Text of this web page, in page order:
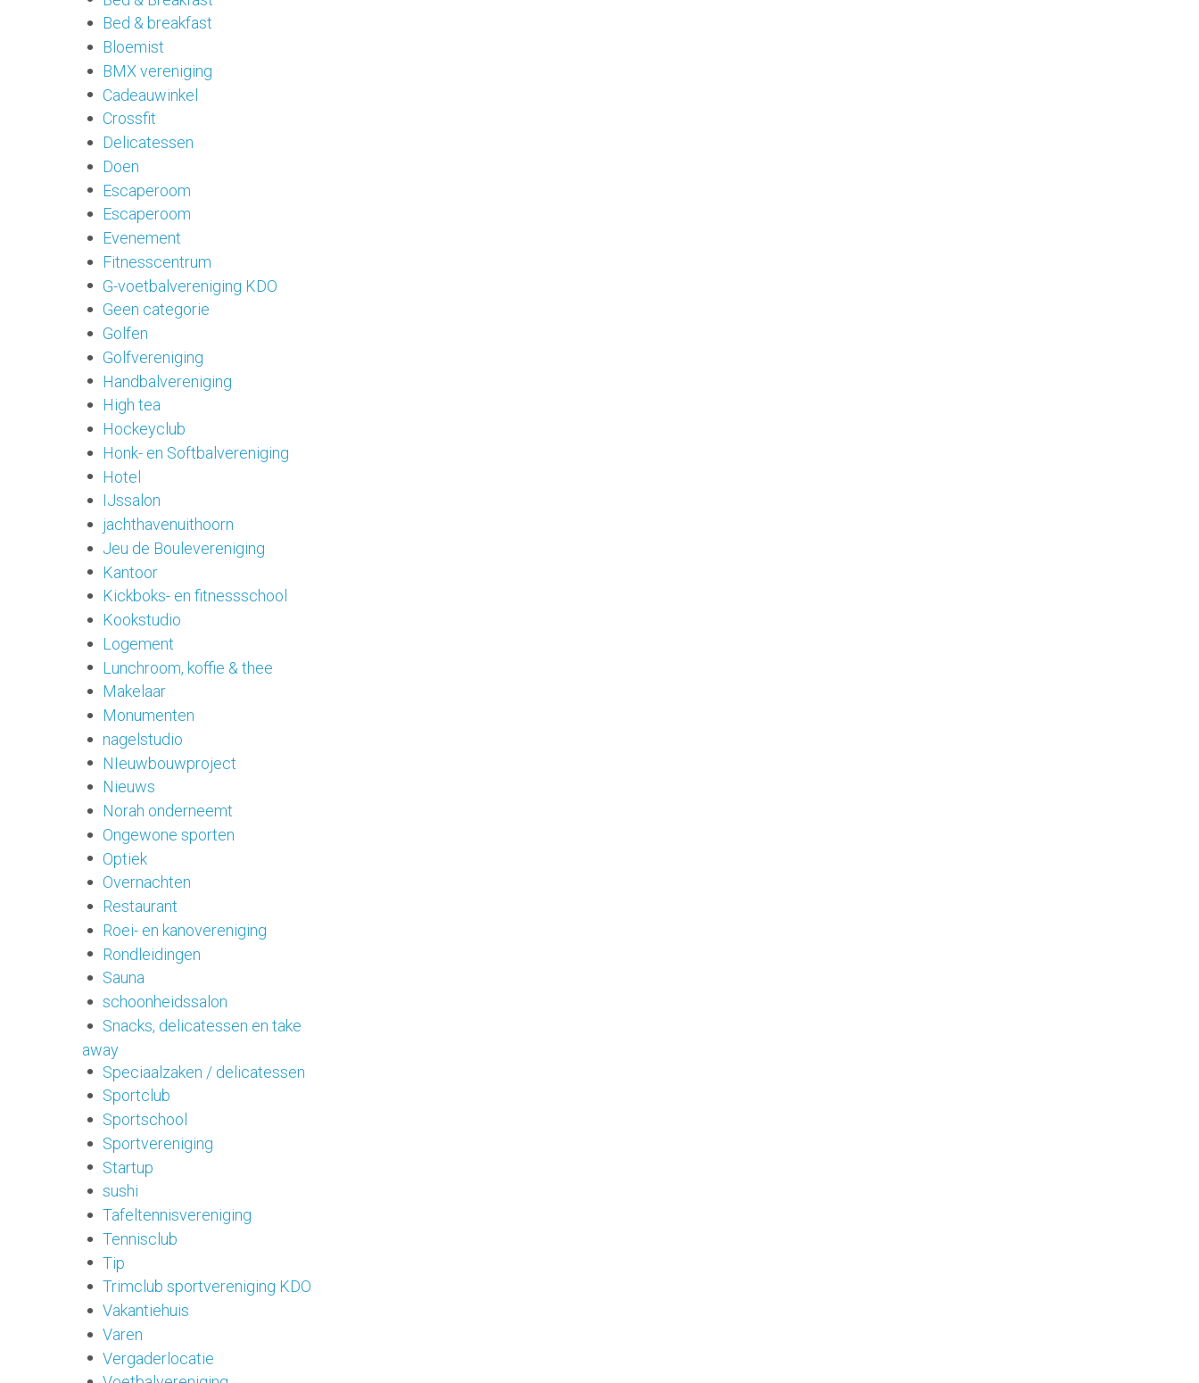
Bed & breakfast
Bloemist
BMX vereniging
Cadeauwinkel
Crossfit
Delicatessen
Doen
Escaperoom
Escaperoom
Evenement
Fitnesscentrum
G-voetbalvereniging KDO
Geen categorie
Golfen
Golfvereniging
Handbalvereniging
High tea
Hockeyclub
Honk- en Softbalvereniging
Hotel
IJssalon
jachthavenuithoorn
Jeu de Boulevereniging
Kantoor
Kickboks- en fitnessschool
Kookstudio
Logement
Lunchroom, koffie & thee
Makelaar
Monumenten
nagelstudio
NIeuwbouwproject
Nieuws
Norah onderneemt
Ongewone sporten
Optiek
Overnachten
Restaurant
Roei- en kanovereniging
Rondleidingen
Sauna
schoonheidssalon
Snacks, delicatessen en take
away
Speciaalzaken / delicatessen
Sportclub
Sportschool
Sportvereniging
Startup
sushi
Tafeltennisvereniging
Tennisclub
Tip
Trimclub sportvereniging KDO
Vakantiehuis
Varen
Vergaderlocatie